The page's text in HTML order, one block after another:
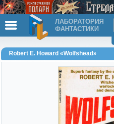
ЛАБОРАТОРИЯ
ФАНТАСТИКИ
Robert E. Howard «Wolfshead»